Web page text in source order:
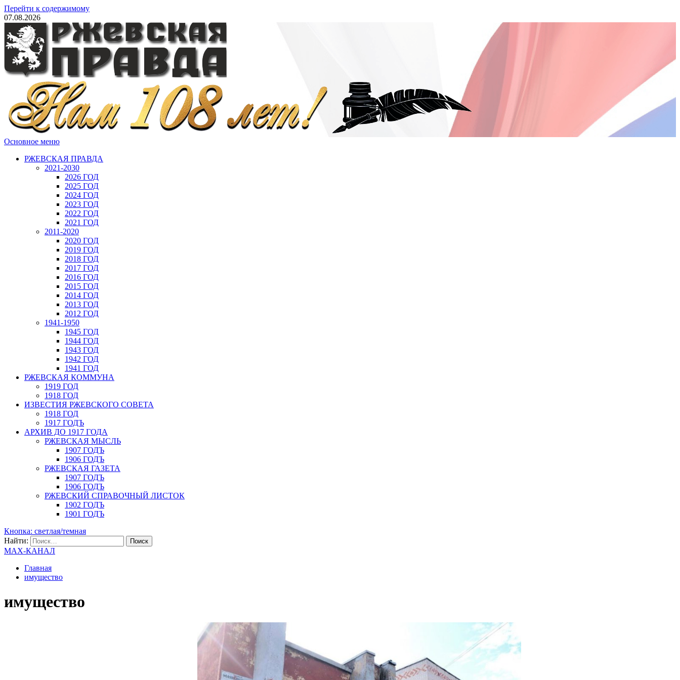
Перейти к содержимому
07.08.2026
Основное меню
РЖЕВСКАЯ ПРАВДА
2021-2030
2026 ГОД
2025 ГОД
2024 ГОД
2023 ГОД
2022 ГОД
2021 ГОД
2011-2020
2020 ГОД
2019 ГОД
2018 ГОД
2017 ГОД
2016 ГОД
2015 ГОД
2014 ГОД
2013 ГОД
2012 ГОД
1941-1950
1945 ГОД
1944 ГОД
1943 ГОД
1942 ГОД
1941 ГОД
РЖЕВСКАЯ КОММУНА
1919 ГОД
1918 ГОД
ИЗВЕСТИЯ РЖЕВСКОГО СОВЕТА
1918 ГОД
1917 ГОДЪ
АРХИВ ДО 1917 ГОДА
РЖЕВСКАЯ МЫСЛЬ
1907 ГОДЪ
1906 ГОДЪ
РЖЕВСКАЯ ГАЗЕТА
1907 ГОДЪ
1906 ГОДЪ
РЖЕВСКИЙ СПРАВОЧНЫЙ ЛИСТОК
1902 ГОДЪ
1901 ГОДЪ
Кнопка: светлая/темная
Найти:
MAX-КАНАЛ
Главная
имущество
имущество